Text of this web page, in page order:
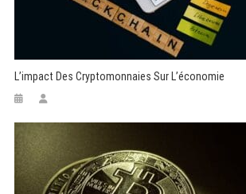
L’impact Des Cryptomonnaies Sur L’économie